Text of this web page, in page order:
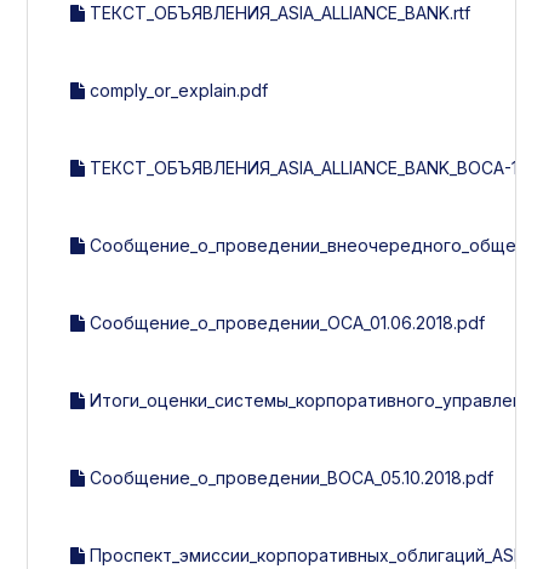
ТЕКСТ_ОБЪЯВЛЕНИЯ_ASIA_ALLIANCE_BANK.rtf
comply_or_explain.pdf
ТЕКСТ_ОБЪЯВЛЕНИЯ_ASIA_ALLIANCE_BANK_ВОСА-1-
Сообщение_о_проведении_ОСА_01.06.2018.pdf
Сообщение_о_проведении_ВОСА_05.10.2018.pdf